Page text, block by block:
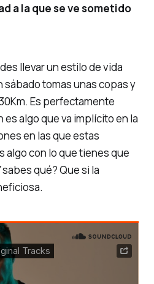
a la que se ve sometido
llevar un estilo de vida
sábado tomas unas copas y
Es perfectamente
algo que va implícito en la
en las que estas
algo con lo que tienes que
qué? Que si la